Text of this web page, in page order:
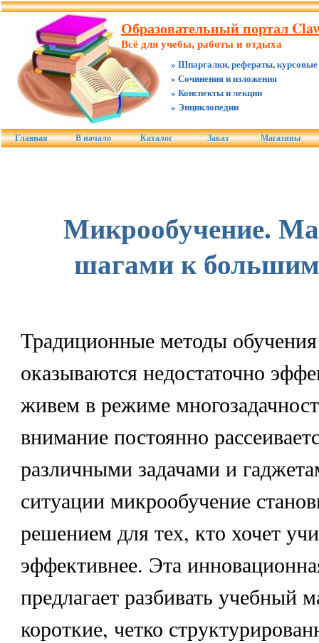
Образовательный портал
Всё для учебы, работы и отдыха
» Шпаргалки, рефераты, курсовые
» Сочинения и изложения
» Конспекты и лекции
» Энциклопедии
Главная В начало Каталог Заказ Магазины
Микрообучение.
шагами к
Традиционные методы обучения
оказываются недостаточно
живем в режиме
внимание постоянно
различными задачами и
ситуации микрообучение
решением для тех, кто хочет
эффективнее. Эта
предлагает разбивать учебный
короткие, четко